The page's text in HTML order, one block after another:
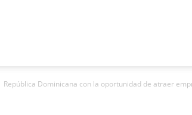
República Dominicana con la oportunidad de atraer